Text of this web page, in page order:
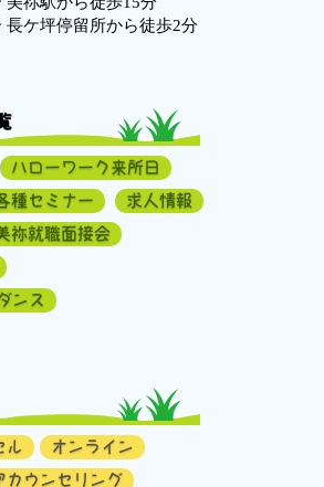
長ケ坪停留所から徒歩2分
ハローワーク来所日
種セミナー
求人情報
祢就職面接会
ンス
ル
オンライン
カウンセリング